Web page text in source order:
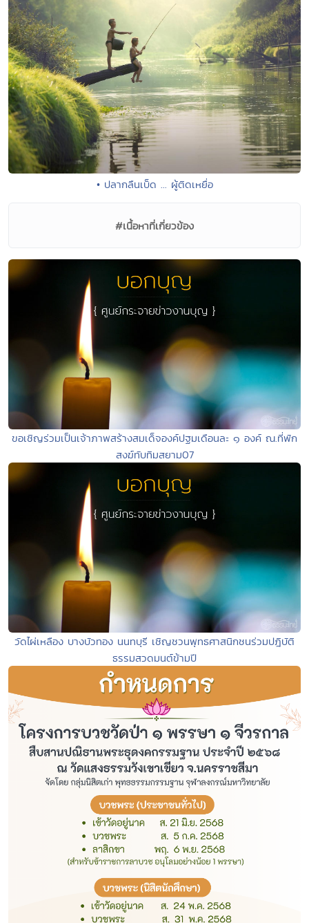
• ปลากลืนเบ็ด ... ผู้ติดเหยื่อ
#เนื้อหาที่เกี่ยวข้อง
ขอเชิญร่วมเป็นเจ้าภาพสร้างสมเด็จองค์ปฐมเดือนละ ๑ องค์ ณ.ที่พัก
สงฆ์ทับทิมสยาม07
วัดไผ่เหลือง บางบัวทอง นนทบุรี เชิญชวนพุทธศาสนิกชนร่วมปฎิบัติ
ธรรมสวดมนต์ข้ามปี